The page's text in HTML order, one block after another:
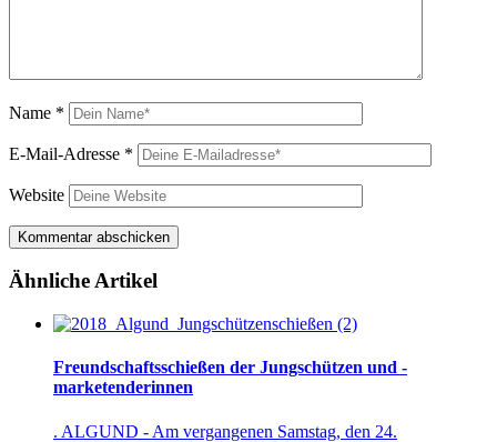
Name *
E-Mail-Adresse *
Website
Ähnliche Artikel
Freundschaftsschießen der Jungschützen und -
marketenderinnen
. ALGUND - Am vergangenen Samstag, den 24.